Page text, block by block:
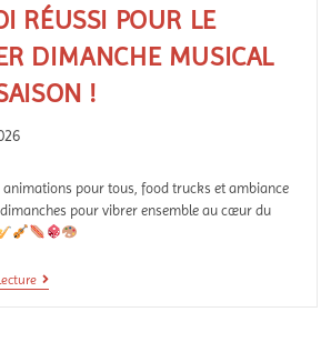
RÉUSSI POUR LE
DIMANCHE MUSICAL
!
animations pour tous, food trucks et ambiance
pour vibrer ensemble au cœur du